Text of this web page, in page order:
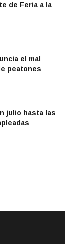
de Feria a la
el mal
peatones
julio hasta las